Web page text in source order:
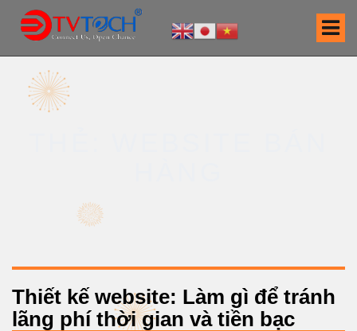
Thiết kế website: Làm gì để tránh
lãng phí thời gian và tiền bạc